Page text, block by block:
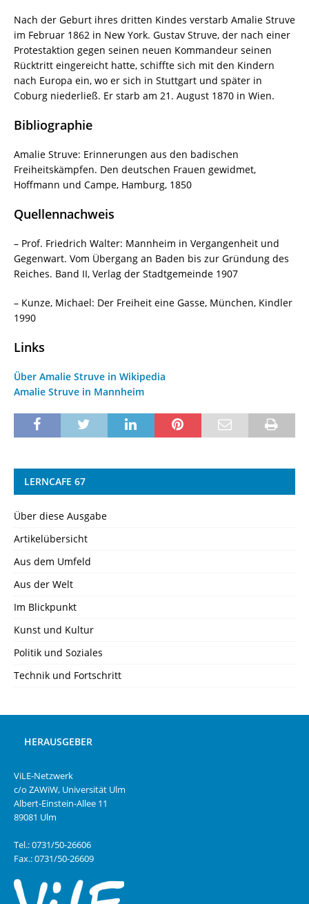
Nach der Geburt ihres dritten Kindes verstarb Amalie Struve
im Februar 1862 in New York. Gustav Struve, der nach einer
Protestaktion gegen seinen neuen Kommandeur seinen
Rücktritt eingereicht hatte, schiffte sich mit den Kindern
nach Europa ein, wo er sich in Stuttgart und später in
Coburg niederließ. Er starb am 21. August 1870 in Wien.
Bibliographie
Amalie Struve: Erinnerungen aus den badischen
Freiheitskämpfen. Den deutschen Frauen gewidmet,
Hoffmann und Campe, Hamburg, 1850
Quellennachweis
– Prof. Friedrich Walter: Mannheim in Vergangenheit und
Gegenwart. Vom Übergang an Baden bis zur Gründung des
Reiches. Band II, Verlag der Stadtgemeinde 1907
– Kunze, Michael: Der Freiheit eine Gasse, München, Kindler
1990
Links
Über Amalie Struve in Wikipedia
Amalie Struve in Mannheim
LERNCAFE 67
Über diese Ausgabe
Artikelübersicht
Aus dem Umfeld
Aus der Welt
Im Blickpunkt
Kunst und Kultur
Politik und Soziales
Technik und Fortschritt
HERAUSGEBER
ViLE-Netzwerk
c/o ZAWiW, Universität Ulm
Albert-Einstein-Allee 11
89081 Ulm
Tel.: 0731/50-26606
Fax.: 0731/50-26609